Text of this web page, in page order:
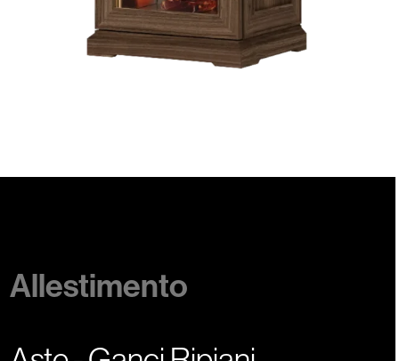
Allestimento